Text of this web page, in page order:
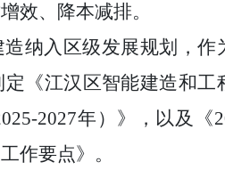
效、降本减排。
纳入区级发展规划，作
《江汉区智能建造和工
2027年）》，以及《
作要点》。